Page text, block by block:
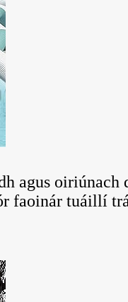
agus oiriúnach
faoinár tuáillí